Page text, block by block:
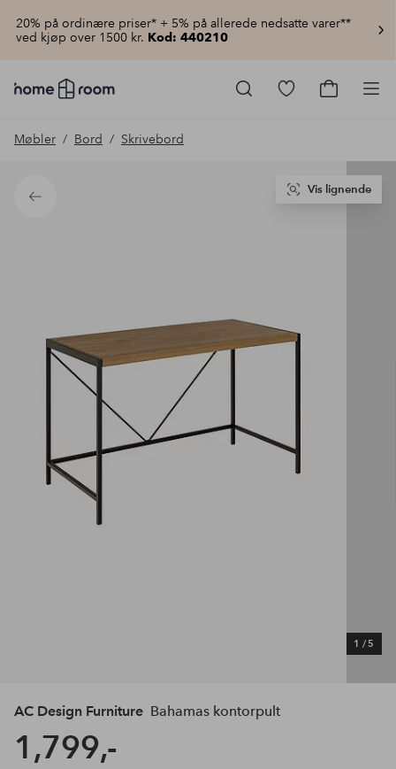
20% på ordinære priser* + 5% på allerede nedsatte varer**
ved kjøp over 1500 kr. Kod: 440210
Homeroom
–
hjemmet
pris
Gå
Gå
Møbler Bord Skrivebord
Tilbake
1 /5
Vis lignende
AC Design Furniture Bahamas kontorpult
1,799,-